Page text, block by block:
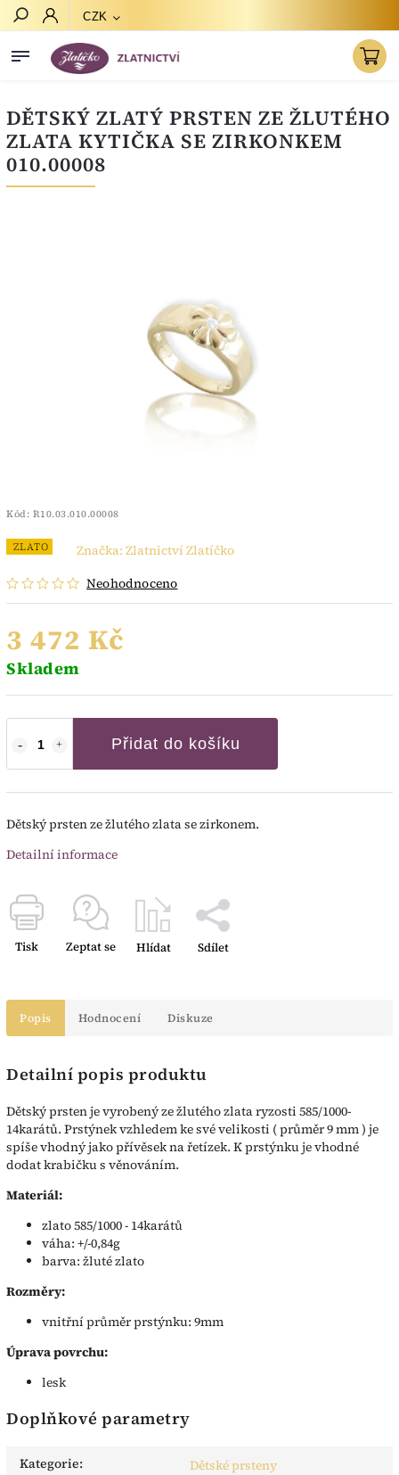
CZK
DĚTSKÝ ZLATÝ PRSTEN ZE ŽLUTÉHO
ZLATA KYTIČKA SE ZIRKONKEM
010.00008
Kód: R10.03.010.00008
ZLATO
Neohodnoceno
Značka: Zlatnictví Zlatíčko
3 472 Kč
Skladem
Přidat do košíku
Dětský prsten ze žlutého zlata se zirkonem.
Detailní informace
Tisk Zeptat se Hlídat Sdílet
Popis Hodnocení Diskuze
Detailní popis produktu
Dětský prsten je vyrobený ze žlutého zlata ryzosti 585/1000-
14karátů. Prstýnek vzhledem ke své velikosti ( průměr 9 mm ) je
spíše vhodný jako přívěsek na řetízek. K prstýnku je vhodné
dodat krabičku s věnováním.
Materiál:
zlato 585/1000 - 14karátů
váha: +/-0,84g
barva: žluté zlato
Rozměry:
vnitřní průměr prstýnku: 9mm
Úprava povrchu:
lesk
Doplňkové parametry
Kategorie:
Dětské prsteny